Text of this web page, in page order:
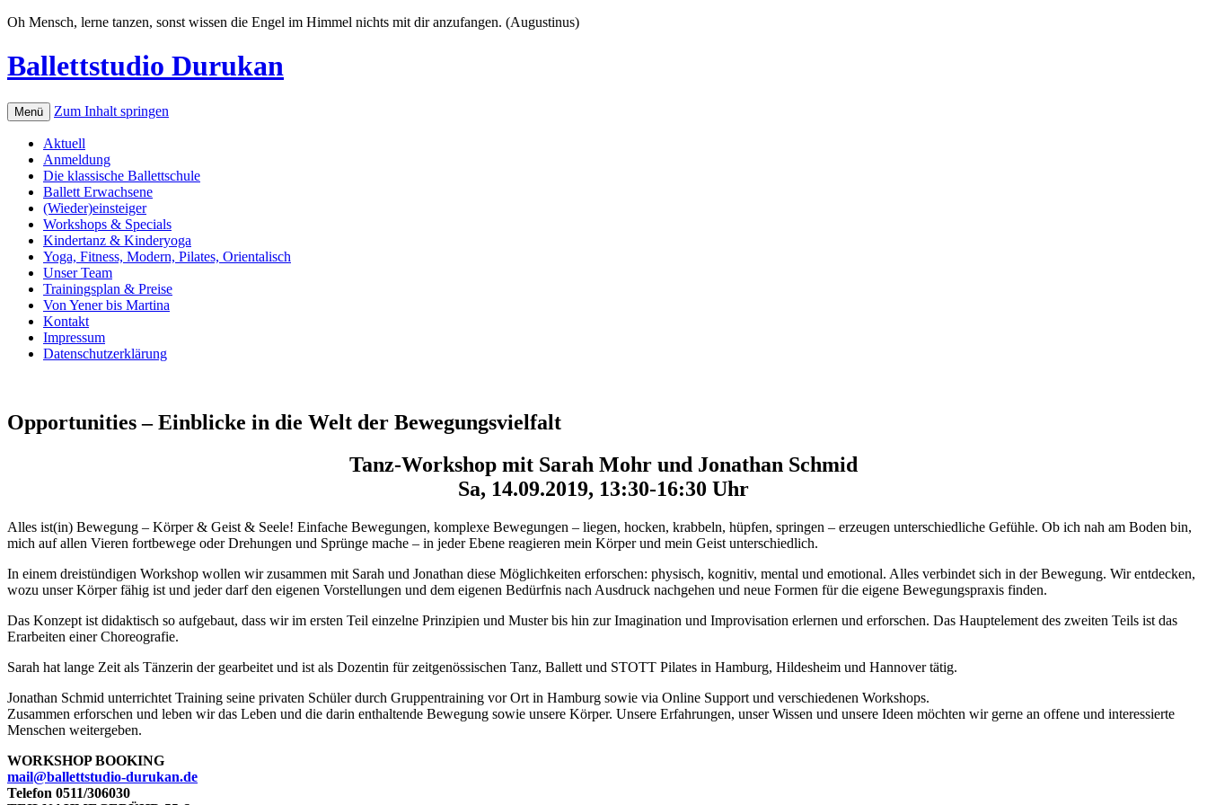
Oh Mensch, lerne tanzen, sonst wissen die Engel im Himmel nichts mit dir anzufangen. (Augustinus)
Ballettstudio Durukan
Menü Zum Inhalt springen
Aktuell
Anmeldung
Die klassische Ballettschule
Ballett Erwachsene
(Wieder)einsteiger
Workshops & Specials
Kindertanz & Kinderyoga
Yoga, Fitness, Modern, Pilates, Orientalisch
Unser Team
Trainingsplan & Preise
Von Yener bis Martina
Kontakt
Impressum
Datenschutzerklärung
Opportunities – Einblicke in die Welt der Bewegungsvielfalt
Tanz-Workshop mit Sarah Mohr und Jonathan Schmid
Sa, 14.09.2019, 13:30-16:30 Uhr
Alles ist(in) Bewegung – Körper & Geist & Seele! Einfache Bewegungen, komplexe Bewegungen – liegen, hocken, krabbeln, hüpfen, springen – erzeugen unterschiedliche Gefühle. Ob ich nah am Boden bin,
mich auf allen Vieren fortbewege oder Drehungen und Sprünge mache – in jeder Ebene reagieren mein Körper und mein Geist unterschiedlich.
In einem dreistündigen Workshop wollen wir zusammen mit Sarah und Jonathan diese Möglichkeiten erforschen: physisch, kognitiv, mental und emotional. Alles verbindet sich in der Bewegung. Wir entdecken,
wozu unser Körper fähig ist und jeder darf den eigenen Vorstellungen und dem eigenen Bedürfnis nach Ausdruck nachgehen und neue Formen für die eigene Bewegungspraxis finden.
Das Konzept ist didaktisch so aufgebaut, dass wir im ersten Teil einzelne Prinzipien und Muster bis hin zur Imagination und Improvisation erlernen und erforschen. Das Hauptelement des zweiten Teils ist das
Erarbeiten einer Choreografie.
Sarah hat lange Zeit als Tänzerin der gearbeitet und ist als Dozentin für zeitgenössischen Tanz, Ballett und STOTT Pilates in Hamburg, Hildesheim und Hannover tätig.
Jonathan Schmid unterrichtet Training seine privaten Schüler durch Gruppentraining vor Ort in Hamburg sowie via Online Support und verschiedenen Workshops.
Zusammen erforschen und leben wir das Leben und die darin enthaltende Bewegung sowie unsere Körper. Unsere Erfahrungen, unser Wissen und unsere Ideen möchten wir gerne an offene und interessierte
Menschen weitergeben.
WORKSHOP BOOKING
mail@ballettstudio-durukan.de
Telefon 0511/306030